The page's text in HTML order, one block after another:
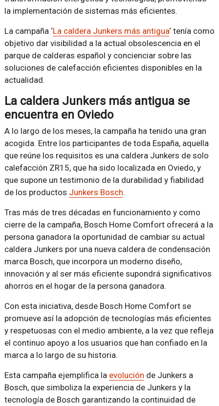
la implementación de sistemas más eficientes.
La campaña ‘La caldera Junkers más antigua‘ tenía como
objetivo dar visibilidad a la actual obsolescencia en el
parque de calderas español y concienciar sobre las
soluciones de calefacción eficientes disponibles en la
actualidad.
La caldera Junkers más antigua se
encuentra en Oviedo
A lo largo de los meses, la campaña ha tenido una gran
acogida. Entre los participantes de toda España, aquella
que reúne los requisitos es una caldera Junkers de solo
calefacción ZR15, que ha sido localizada en Oviedo, y
que supone un testimonio de la durabilidad y fiabilidad
de los productos Junkers Bosch.
Tras más de tres décadas en funcionamiento y como
cierre de la campaña, Bosch Home Comfort ofrecerá a la
persona ganadora la oportunidad de cambiar su actual
caldera Junkers por una nueva caldera de condensación
marca Bosch, que incorpora un moderno diseño,
innovación y al ser más eficiente supondrá significativos
ahorros en el hogar de la persona ganadora.
Con esta iniciativa, desde Bosch Home Comfort se
promueve así la adopción de tecnologías más eficientes
y respetuosas con el medio ambiente, a la vez que refleja
el continuo apoyo a los usuarios que han confiado en la
marca a lo largo de su historia.
Esta campaña ejemplifica la evolución de Junkers a
Bosch, que simboliza la experiencia de Junkers y la
tecnología de Bosch garantizando la continuidad de